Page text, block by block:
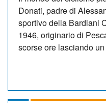
Donati, padre di
sportivo della Bardiani
1946, originario di
scorse ore lasciando